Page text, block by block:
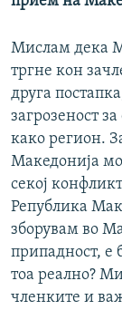
Мислам дека
тргне кон
друга
загрозеност
како регион.
Македонија
секој
Република
зборувам во
припадност, е
тоа реално?
членките и